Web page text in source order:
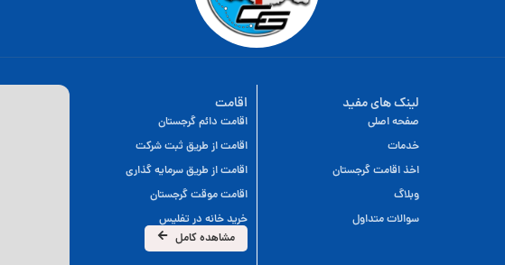
اقامت
اقامت دائم گرجستان
اقامت از طریق ثبت شرکت
اقامت از طریق سرمایه گذاری
اقامت موقت گرجستان
خرید خانه در تفلیس
مشاهده کامل
لینک های مفید
صفحه اصلی
خدمات
اخذ اقامت گرجستان
وبلاگ
سوالات متداول